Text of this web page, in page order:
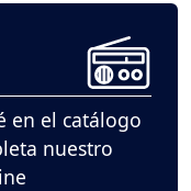
en el catálogo
nuestro